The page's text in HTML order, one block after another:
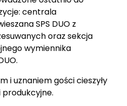
centrala
SPS DUO z
oraz sekcja
wymiennika
i uznaniem gości cieszyły
produkcyjne.